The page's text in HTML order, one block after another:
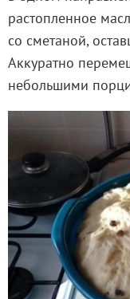
растопленное
со сметаной,
Аккуратно
небольшими